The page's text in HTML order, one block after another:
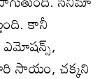
కానీ
ఎమోషన్స్‌,
సాయం, చక్కని